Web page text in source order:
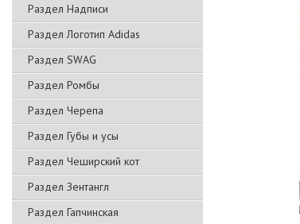
Раздел Надписи
Раздел Логотип Adidas
Раздел SWAG
Раздел Ромбы
Раздел Черепа
Раздел Губы и усы
Раздел Чеширский кот
Раздел Зентангл
Раздел Гапчинская